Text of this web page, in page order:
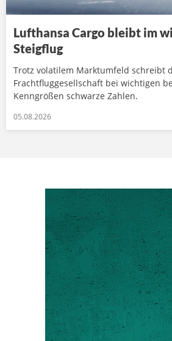
Lufthansa Cargo bleibt im
Steigflug
Trotz volatilem Marktumfeld schreibt
Frachtfluggesellschaft bei wichtigen
Kenngrößen schwarze Zahlen.
05.08.2026